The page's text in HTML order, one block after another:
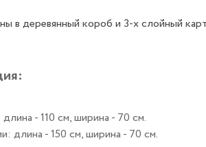
в деревянный короб и 3-х слойный
- 110 см, ширина - 70 см.
длина - 150 см, ширина - 70 см.